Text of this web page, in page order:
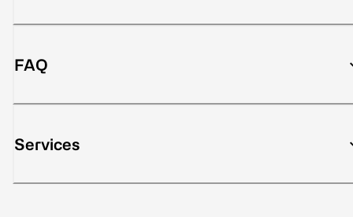
FAQ
Services